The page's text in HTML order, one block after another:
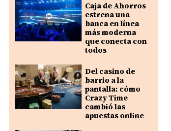
Caja de Ahorros
estrena una
banca en línea
más moderna
que conecta con
todos
Del casino de
barrio a la
pantalla: cómo
Crazy Time
cambió las
apuestas online